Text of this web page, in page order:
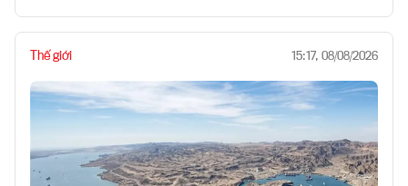
Thế giới 15:17, 08/08/2026